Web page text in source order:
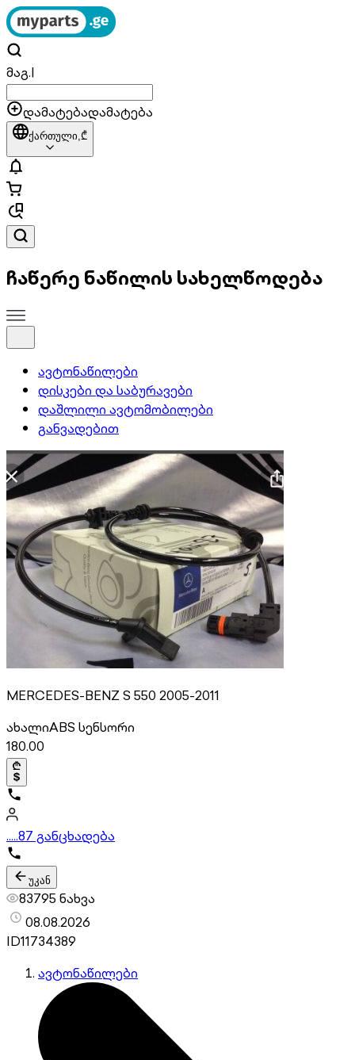
მაგ.|
დამატებადამატება
ქართული,₾
ჩაწერე ნაწილის სახელწოდება
ავტონაწილები
დისკები და საბურავები
დაშლილი ავტომობილები
განვადებით
MERCEDES-BENZ S 550 2005-2011
ახალიABS სენსორი
180.00
.....87 განცხადება
უკან
83795 ნახვა
08.08.2026
ID11734389
ავტონაწილები